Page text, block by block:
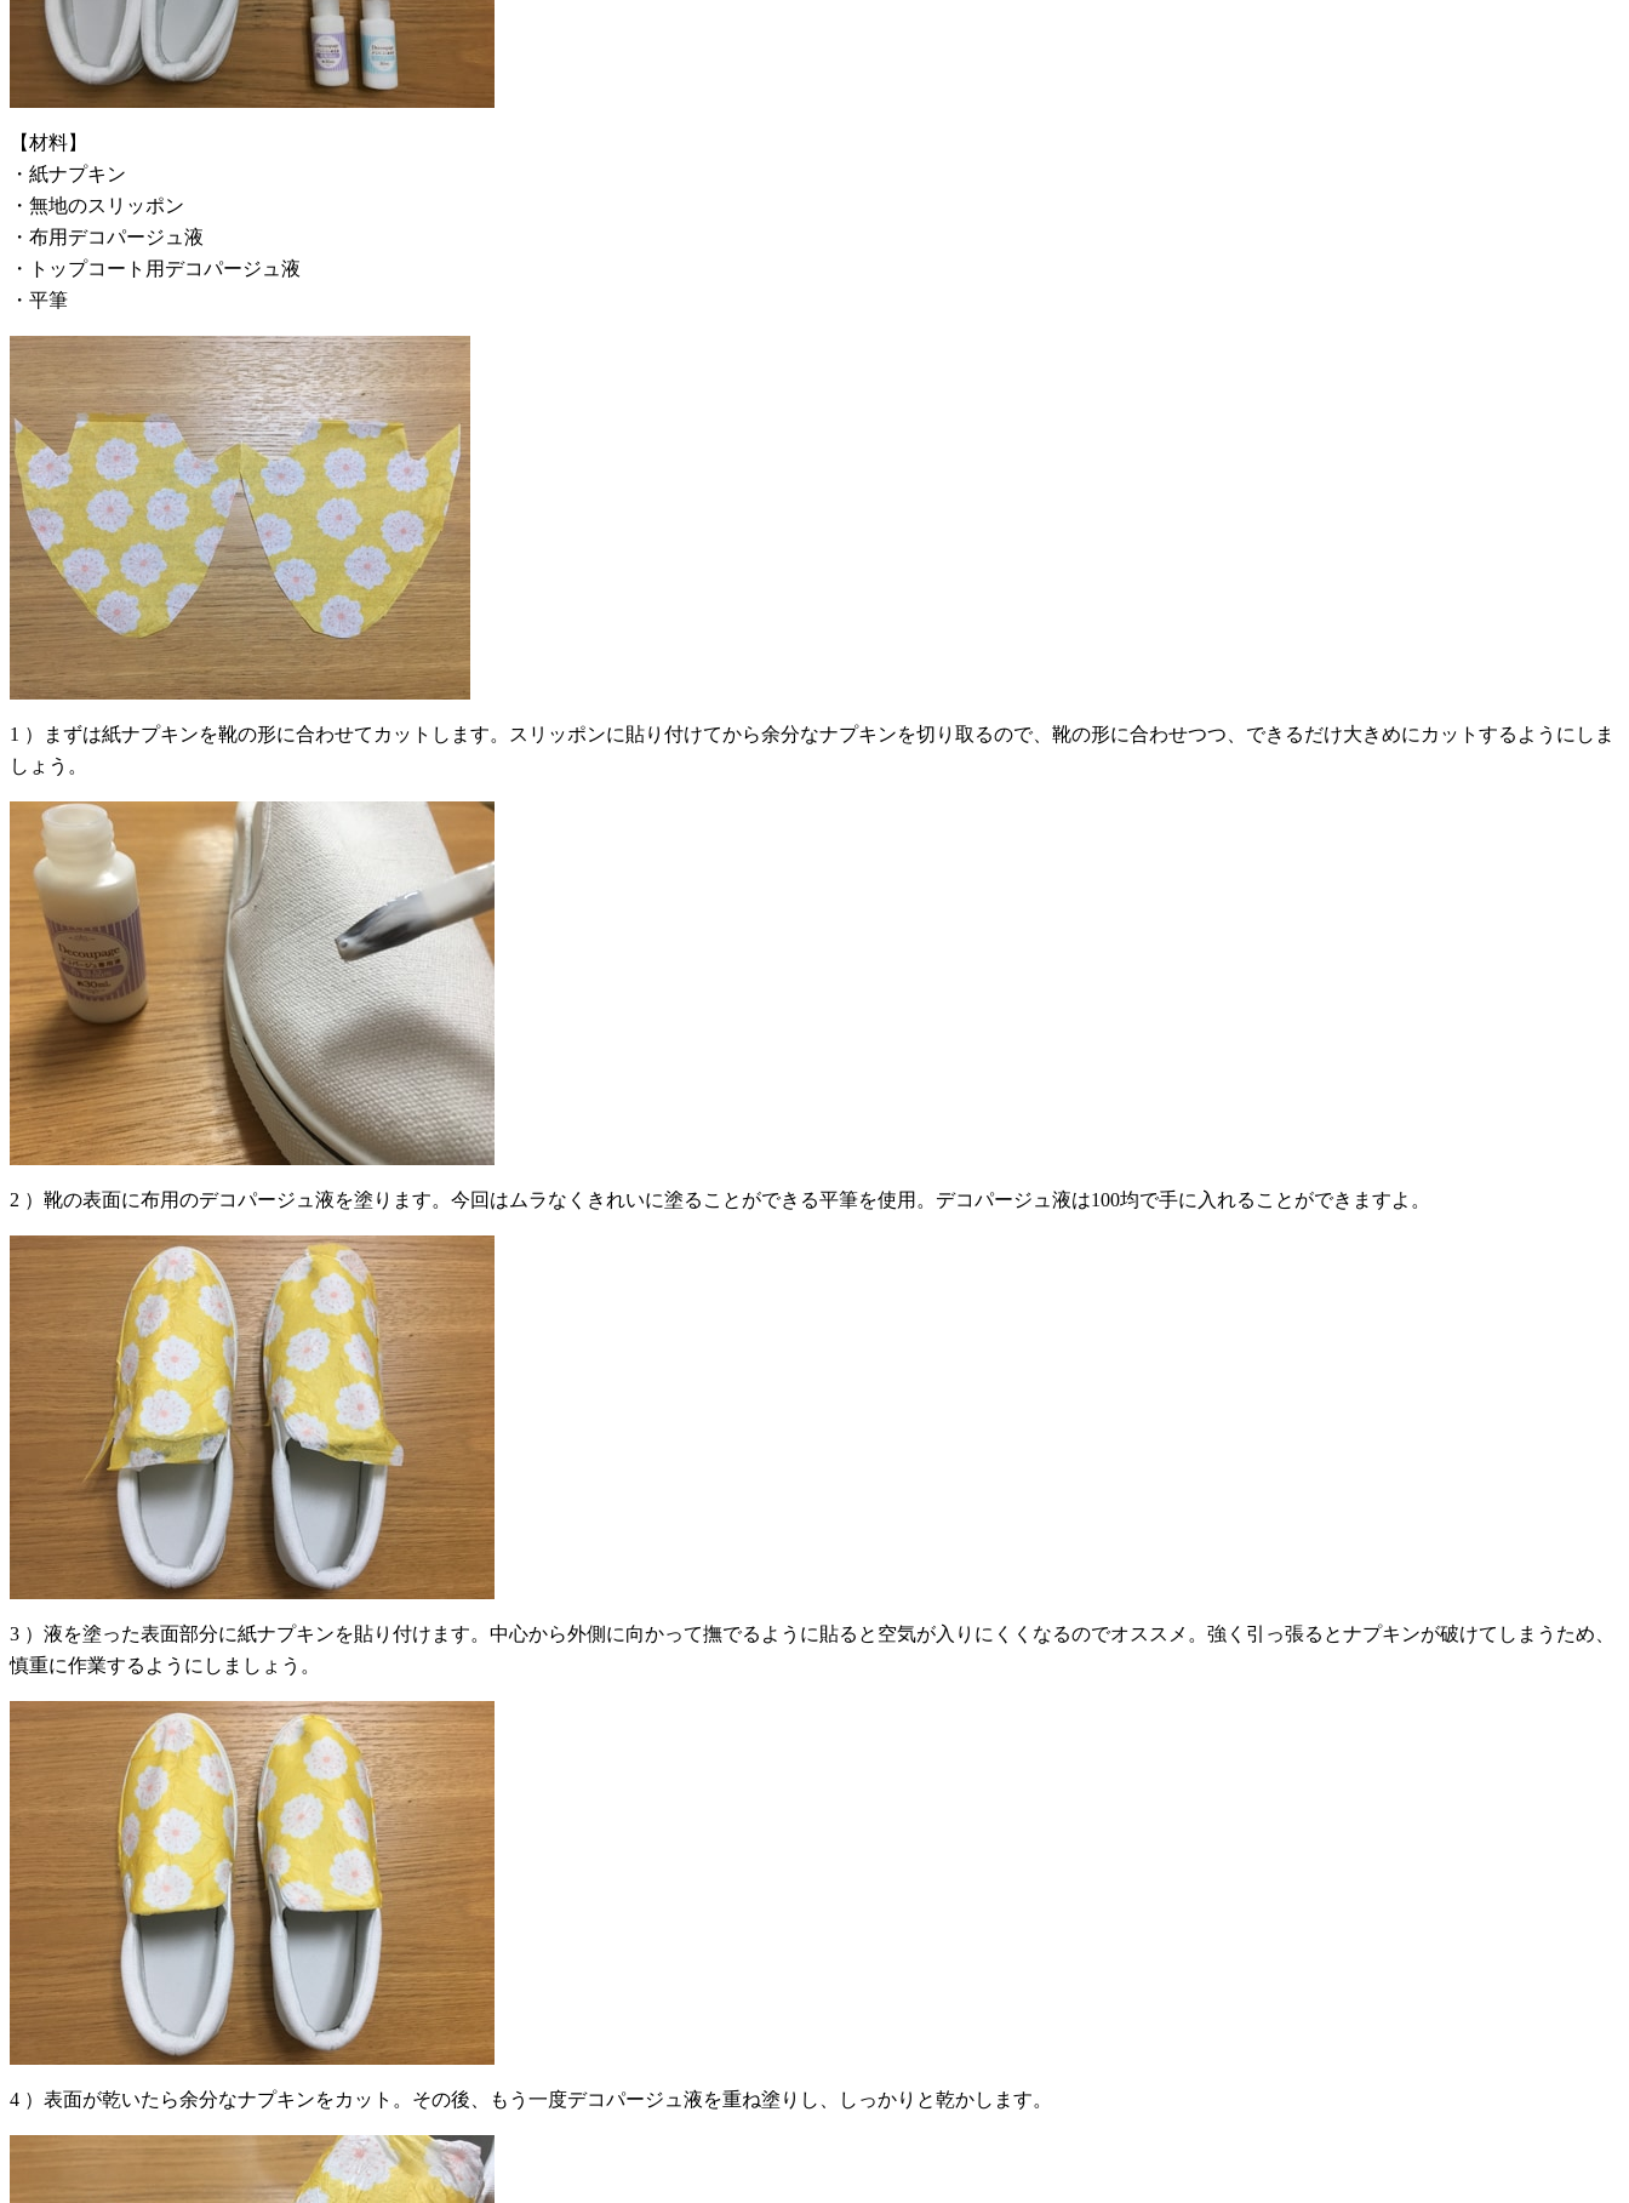
【材料】
・紙ナプキン
・無地のスリッポン
・布用デコパージュ液
・トップコート用デコパージュ液
・平筆
1 ）まずは紙ナプキンを靴の形に合わせてカットします。スリッポンに貼り付けてから余分なナプキンを切り取るので、靴の形に合わせつつ、できるだけ大きめにカットするようにしま
しょう。
2 ）靴の表面に布用のデコパージュ液を塗ります。今回はムラなくきれいに塗ることができる平筆を使用。デコパージュ液は100均で手に入れることができますよ。
3 ）液を塗った表面部分に紙ナプキンを貼り付けます。中心から外側に向かって撫でるように貼ると空気が入りにくくなるのでオススメ。強く引っ張るとナプキンが破けてしまうため、
慎重に作業するようにしましょう。
4 ）表面が乾いたら余分なナプキンをカット。その後、もう一度デコパージュ液を重ね塗りし、しっかりと乾かします。